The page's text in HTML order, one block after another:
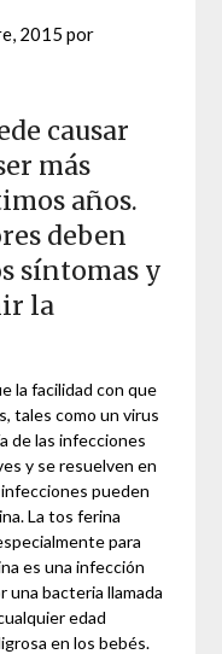
2015 por
causar
más
años.
deben
síntomas y
la
la facilidad con que
tales como un virus
de las infecciones
y se resuelven en
pueden
La tos ferina
para
es una infección
una bacteria llamada
edad
en los bebés.